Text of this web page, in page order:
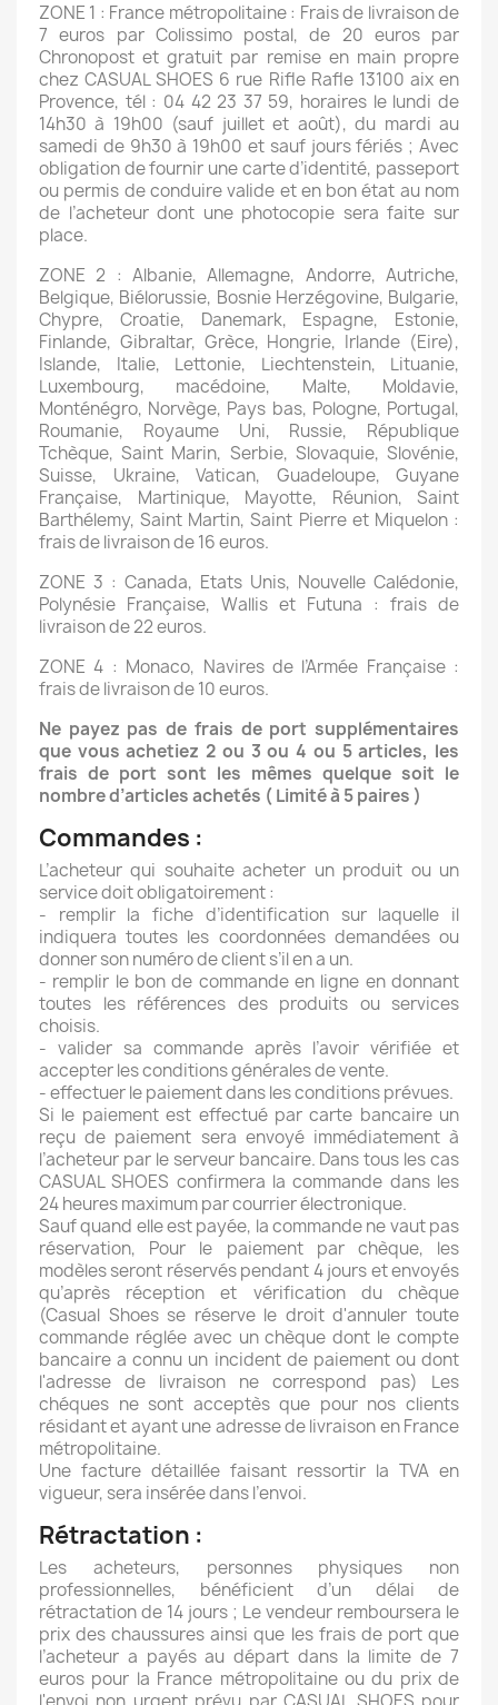
ZONE 1 : France métropolitaine : Frais de livraison de
7 euros par Colissimo postal, de 20 euros par
Chronopost et gratuit par remise en main propre
chez CASUAL SHOES 6 rue Rifle Rafle 13100 aix en
Provence, tél : 04 42 23 37 59, horaires le lundi de
14h30 à 19h00 (sauf juillet et août), du mardi au
samedi de 9h30 à 19h00 et sauf jours fériés ; Avec
obligation de fournir une carte d’identité, passeport
ou permis de conduire valide et en bon état au nom
de l’acheteur dont une photocopie sera faite sur
place.
ZONE 2 : Albanie, Allemagne, Andorre, Autriche,
Belgique, Biélorussie, Bosnie Herzégovine, Bulgarie,
Chypre, Croatie, Danemark, Espagne, Estonie,
Finlande, Gibraltar, Grèce, Hongrie, Irlande (Eire),
Islande, Italie, Lettonie, Liechtenstein, Lituanie,
Luxembourg, macédoine, Malte, Moldavie,
Monténégro, Norvège, Pays bas, Pologne, Portugal,
Roumanie, Royaume Uni, Russie, République
Tchèque, Saint Marin, Serbie, Slovaquie, Slovénie,
Suisse, Ukraine, Vatican, Guadeloupe, Guyane
Française, Martinique, Mayotte, Réunion, Saint
Barthélemy, Saint Martin, Saint Pierre et Miquelon :
frais de livraison de 16 euros.
ZONE 3 : Canada, Etats Unis, Nouvelle Calédonie,
Polynésie Française, Wallis et Futuna : frais de
livraison de 22 euros.
ZONE 4 : Monaco, Navires de l’Armée Française :
frais de livraison de 10 euros.
Ne payez pas de frais de port supplémentaires
que vous achetiez 2 ou 3 ou 4 ou 5 articles, les
frais de port sont les mêmes quelque soit le
nombre d’articles achetés ( Limité à 5 paires )
Commandes :
L’acheteur qui souhaite acheter un produit ou un
service doit obligatoirement :
- remplir la fiche d’identification sur laquelle il
indiquera toutes les coordonnées demandées ou
donner son numéro de client s’il en a un.
- remplir le bon de commande en ligne en donnant
toutes les références des produits ou services
choisis.
- valider sa commande après l’avoir vérifiée et
accepter les conditions générales de vente.
- effectuer le paiement dans les conditions prévues.
Si le paiement est effectué par carte bancaire un
reçu de paiement sera envoyé immédiatement à
l’acheteur par le serveur bancaire. Dans tous les cas
CASUAL SHOES confirmera la commande dans les
24 heures maximum par courrier électronique.
Sauf quand elle est payée, la commande ne vaut pas
réservation, Pour le paiement par chèque, les
modèles seront réservés pendant 4 jours et envoyés
qu’après réception et vérification du chèque
(Casual Shoes se réserve le droit d'annuler toute
commande réglée avec un chèque dont le compte
bancaire a connu un incident de paiement ou dont
l'adresse de livraison ne correspond pas) Les
chéques ne sont acceptès que pour nos clients
résidant et ayant une adresse de livraison en France
métropolitaine.
Une facture détaillée faisant ressortir la TVA en
vigueur, sera insérée dans l’envoi.
Rétractation :
Les acheteurs, personnes physiques non
professionnelles, bénéficient d’un délai de
rétractation de 14 jours ; Le vendeur remboursera le
prix des chaussures ainsi que les frais de port que
l’acheteur a payés au départ dans la limite de 7
euros pour la France métropolitaine ou du prix de